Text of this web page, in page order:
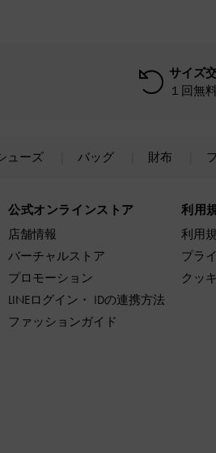
サイズ
１回無料
ューズ バッグ 財布
公式オンラインストア
店舗情報
バーチャルストア
プロモーション
LINEログイン・ IDの連携方法
ファッションガイド
利用
利用
プラ
クッ